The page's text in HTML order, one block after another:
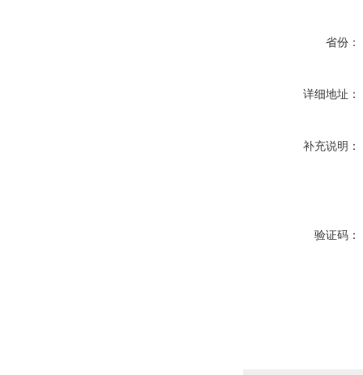
省份：
详细地址：
补充说明：
验证码：